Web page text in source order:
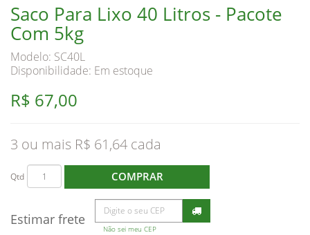
Saco Para Lixo 40 Litros - Pacote
Com 5kg
Modelo: SC40L
Disponibilidade: Em estoque
R$ 67,00
3 ou mais R$ 61,64
Qtd COMPRAR
Estimar frete
Não sei meu CEP